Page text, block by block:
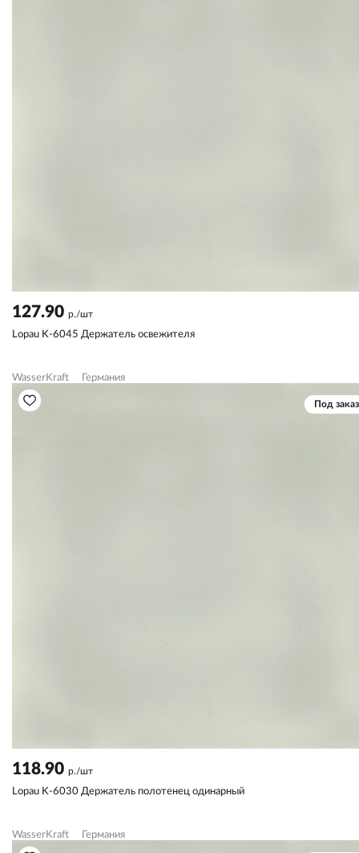
127.90 р./шт
Lopau K-6045 Держатель освежителя
WasserKraft Германия
Под заказ
118.90 р./шт
Lopau K-6030 Держатель полотенец одинарный
WasserKraft Германия